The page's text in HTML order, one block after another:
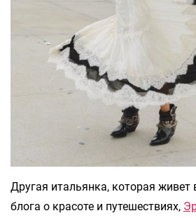
Другая итальянка, которая живет
блога о красоте и путешествиях,